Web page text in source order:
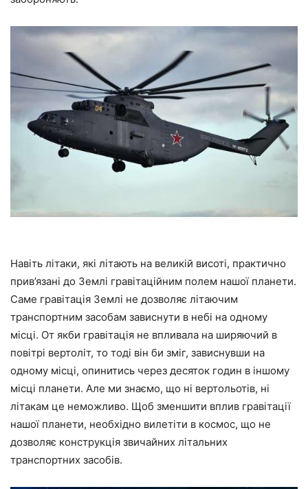
Навіть літаки, які літають на великій висоті, практично
прив’язані до Землі гравітаційним полем нашої планети.
Саме гравітація Землі не дозволяє літаючим
транспортним засобам зависнути в небі на одному
місці. От якби гравітація не впливала на ширяючий в
повітрі вертоліт, то тоді він би зміг, зависнувши на
одному місці, опинитись через десяток годин в іншому
місці планети. Але ми знаємо, що ні вертольотів, ні
літакам це неможливо. Щоб зменшити вплив гравітації
нашої планети, необхідно вилетіти в космос, що не
дозволяє конструкція звичайних літальних
транспортних засобів.